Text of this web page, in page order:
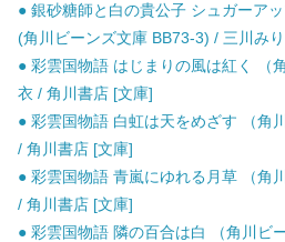
● 銀砂糖師と白の貴公子 シュガーア
(角川ビーンズ文庫 BB73-3) / 三川み
● 彩雲国物語 はじまりの風は紅く （
衣 / 角川書店 [文庫]
● 彩雲国物語 白虹は天をめざす （角
/ 角川書店 [文庫]
● 彩雲国物語 青嵐にゆれる月草 （角
/ 角川書店 [文庫]
● 彩雲国物語 隣の百合は白 （角川ビ